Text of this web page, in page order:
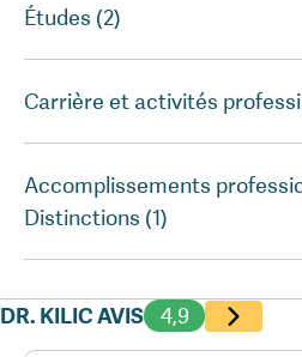
Études (2)
Carrière et activités
Accomplissements
Distinctions (1)
DR. KILIC AVIS 4,9